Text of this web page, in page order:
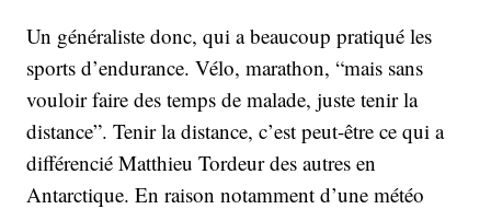
Un généraliste donc, qui a beaucoup pratiqué les
sports d’endurance. Vélo, marathon, “mais sans
vouloir faire des temps de malade, juste tenir la
distance”. Tenir la distance, c’est peut-être ce qui a
différencié Matthieu Tordeur des autres en
Antarctique. En raison notamment d’une météo